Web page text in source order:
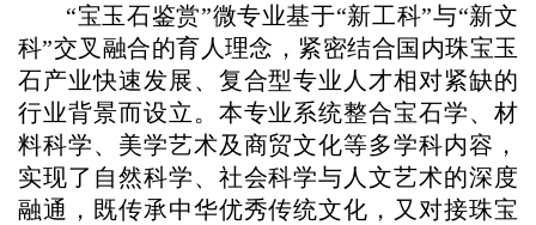
“宝玉石鉴赏”微专业基于“新工科”与“新文
科”交叉融合的育人理念，紧密结合国内珠宝玉
石产业快速发展、复合型专业人才相对紧缺的
行业背景而设立。本专业系统整合宝石学、材
料科学、美学艺术及商贸文化等多学科内容，
实现了自然科学、社会科学与人文艺术的深度
融通，既传承中华优秀传统文化，又对接珠宝